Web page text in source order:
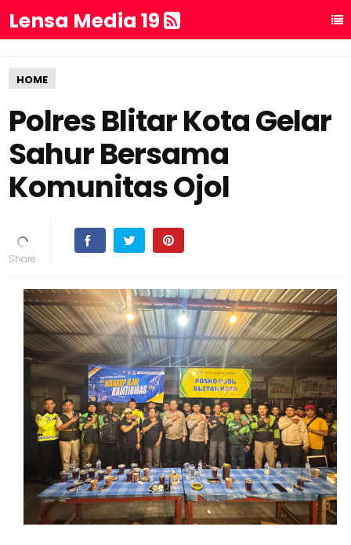
Lensa Media 19
HOME
Polres Blitar Kota Gelar
Sahur Bersama
Komunitas Ojol